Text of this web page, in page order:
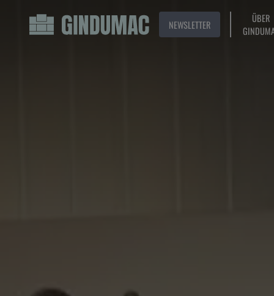
NEWSLETTER
ÜBER